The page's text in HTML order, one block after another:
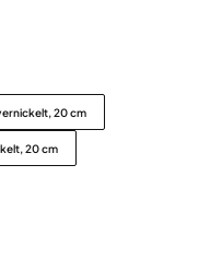
20 cm
20 cm